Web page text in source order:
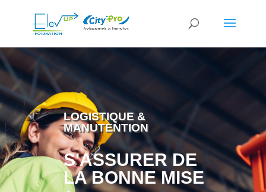
LOGISTIQUE &
MANUTENTION
S'ASSURER DE
LA BONNE MISE